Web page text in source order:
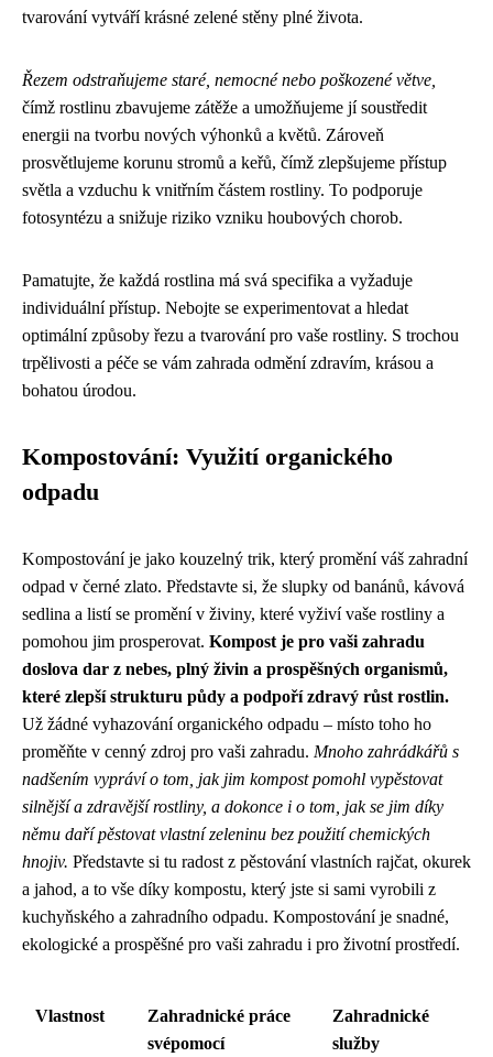
tvarování vytváří krásné zelené stěny plné života.
Řezem odstraňujeme staré, nemocné nebo poškozené větve,
čímž rostlinu zbavujeme zátěže a umožňujeme jí soustředit
energii na tvorbu nových výhonků a květů. Zároveň
prosvětlujeme korunu stromů a keřů, čímž zlepšujeme přístup
světla a vzduchu k vnitřním částem rostliny. To podporuje
fotosyntézu a snižuje riziko vzniku houbových chorob.
Pamatujte, že každá rostlina má svá specifika a vyžaduje
individuální přístup. Nebojte se experimentovat a hledat
optimální způsoby řezu a tvarování pro vaše rostliny. S trochou
trpělivosti a péče se vám zahrada odmění zdravím, krásou a
bohatou úrodou.
Kompostování: Využití organického
odpadu
Kompostování je jako kouzelný trik, který promění váš zahradní
odpad v černé zlato. Představte si, že slupky od banánů, kávová
sedlina a listí se promění v živiny, které vyživí vaše rostliny a
pomohou jim prosperovat. Kompost je pro vaši zahradu
doslova dar z nebes, plný živin a prospěšných organismů,
které zlepší strukturu půdy a podpoří zdravý růst rostlin.
Už žádné vyhazování organického odpadu – místo toho ho
proměňte v cenný zdroj pro vaši zahradu. Mnoho zahrádkářů s
nadšením vypráví o tom, jak jim kompost pomohl vypěstovat
silnější a zdravější rostliny, a dokonce i o tom, jak se jim díky
němu daří pěstovat vlastní zeleninu bez použití chemických
hnojiv. Představte si tu radost z pěstování vlastních rajčat, okurek
a jahod, a to vše díky kompostu, který jste si sami vyrobili z
kuchyňského a zahradního odpadu. Kompostování je snadné,
ekologické a prospěšné pro vaši zahradu i pro životní prostředí.
Vlastnost
Zahradnické práce
svépomocí
Zahradnické
služby